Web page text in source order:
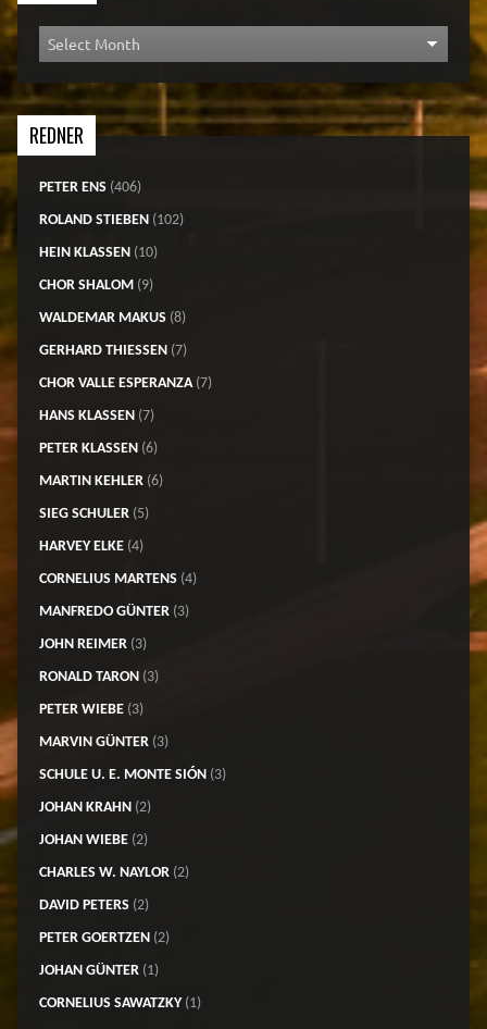
REDNER
PETER ENS(406)
ROLAND STIEBEN (102)
HEIN KLASSEN (10)
CHOR SHALOM (9)
WALDEMAR MAKUS(8)
GERHARD THIESSEN (7)
CHOR VALLE ESPERANZA(7)
HANS KLASSEN (7)
PETER KLASSEN (6)
MARTIN KEHLER(6)
SIEG SCHULER(5)
HARVEY ELKE(4)
CORNELIUS MARTENS(4)
MANFREDO GÜNTER(3)
JOHN REIMER(3)
RONALD TARON (3)
PETER WIEBE(3)
MARVIN GÜNTER(3)
SCHULE U. E. MONTE SIÓN (3)
JOHAN KRAHN (2)
JOHAN WIEBE(2)
CHARLES W. NAYLOR(2)
DAVID PETERS(2)
PETER GOERTZEN (2)
JOHAN GÜNTER(1)
CORNELIUS SAWATZKY(1)